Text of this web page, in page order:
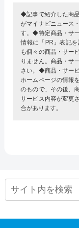
◆記事で紹介した商
がマイナビニュース
す。◆特定商品・サ
情報に「PR」表記
も個々の商品・サー
りません。商品・サ
さい。◆商品・サー
ホームページの情報
のもので、その後、
サービス内容が変更
合があります。